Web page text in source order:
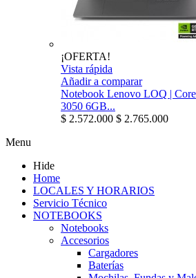
¡OFERTA!
Vista rápida
Añadir a comparar
Notebook Lenovo LOQ |
3050 6GB...
$ 2.572.000 $ 2.765.000
Menu
Hide
Home
LOCALES Y HORARIOS
Servicio Técnico
NOTEBOOKS
Notebooks
Accesorios
Cargadores
Baterías